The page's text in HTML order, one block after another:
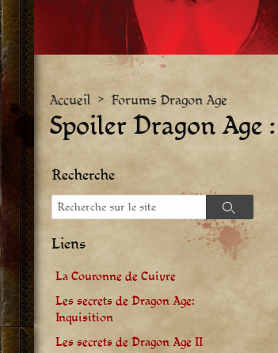
Accueil >Forums Dragon Age
Spoiler Dragon Age
Recherche
Recherche
Recherche
Liens
La Couronne de Cuivre
Les secrets de Dragon Age:
Inquisition
Les secrets de Dragon Age II